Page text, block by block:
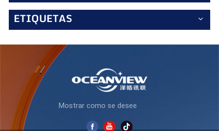
elegante diseño sin marco y un soporte ergonómico para
disfrutar de largas sesiones de juego con comodidad. Con
múltiples opciones de conectividad, incluyendo HDMI 2.1,
está listo para consolas de nueva generación y PC de alta
AZ315U144.
ETIQUETAS
Mostrar como se desee